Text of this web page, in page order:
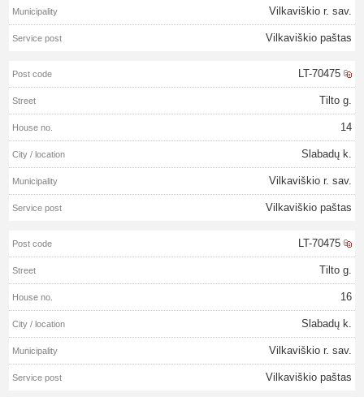
Vilkaviškio r. sav.
Vilkaviškio paštas
LT-70475
Tilto g.
14
Slabadų k.
Vilkaviškio r. sav.
Vilkaviškio paštas
LT-70475
Tilto g.
16
Slabadų k.
Vilkaviškio r. sav.
Vilkaviškio paštas